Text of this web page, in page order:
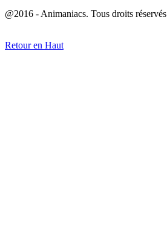
@2016 - Animaniacs. Tous droits réservés
Retour en Haut